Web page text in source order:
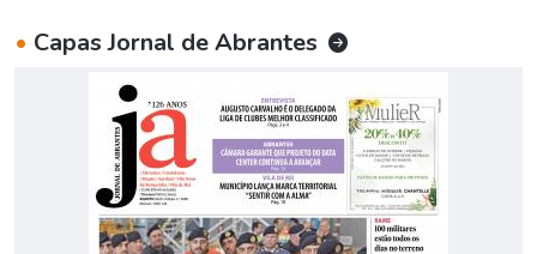
• Capas Jornal de Abrantes